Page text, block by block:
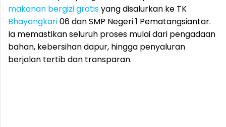
makanan bergizi gratisyang disalurkan ke TK
Bhayangkari06 dan SMP Negeri 1 Pematangsiantar.
Ia memastikan seluruh proses mulai dari pengadaan
bahan, kebersihan dapur, hingga penyaluran
berjalan tertib dan transparan.